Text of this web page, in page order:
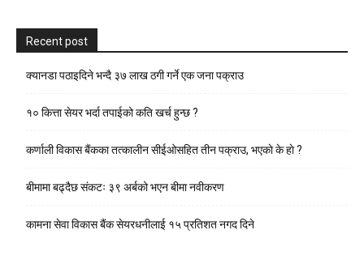
Recent post
क्यानडा पठाइदिने भन्दै ३७ लाख ठगी गर्ने एक जना पक्राउ
१० कित्ता सेयर भर्दा तपाईको कति खर्च हुन्छ ?
कर्णाली विकास बैंकका तत्कालीन सीईओसहित तीन पक्राउ, भएकाे के हाे ?
बीमामा बढ्दैछ संकटः ३९ अर्बको भएन बीमा नवीकरण
कामना सेवा विकास बैंक सेयरधनीलाई १५ प्रतिशत नगद दिने